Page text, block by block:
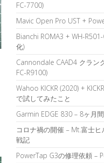
FC-7700)
Mavic Open Pro UST +
Bianchi ROMA3 + WH-
化)
Cannondale CAAD4 クラン
FC-R9100)
Wahoo KICKR (2020) +
で試してみたこと
Garmin EDGE 830 – 8ヶ月
コロナ禍の開催 – Mt.富士
戦記
PowerTap G3の修理依頼 –